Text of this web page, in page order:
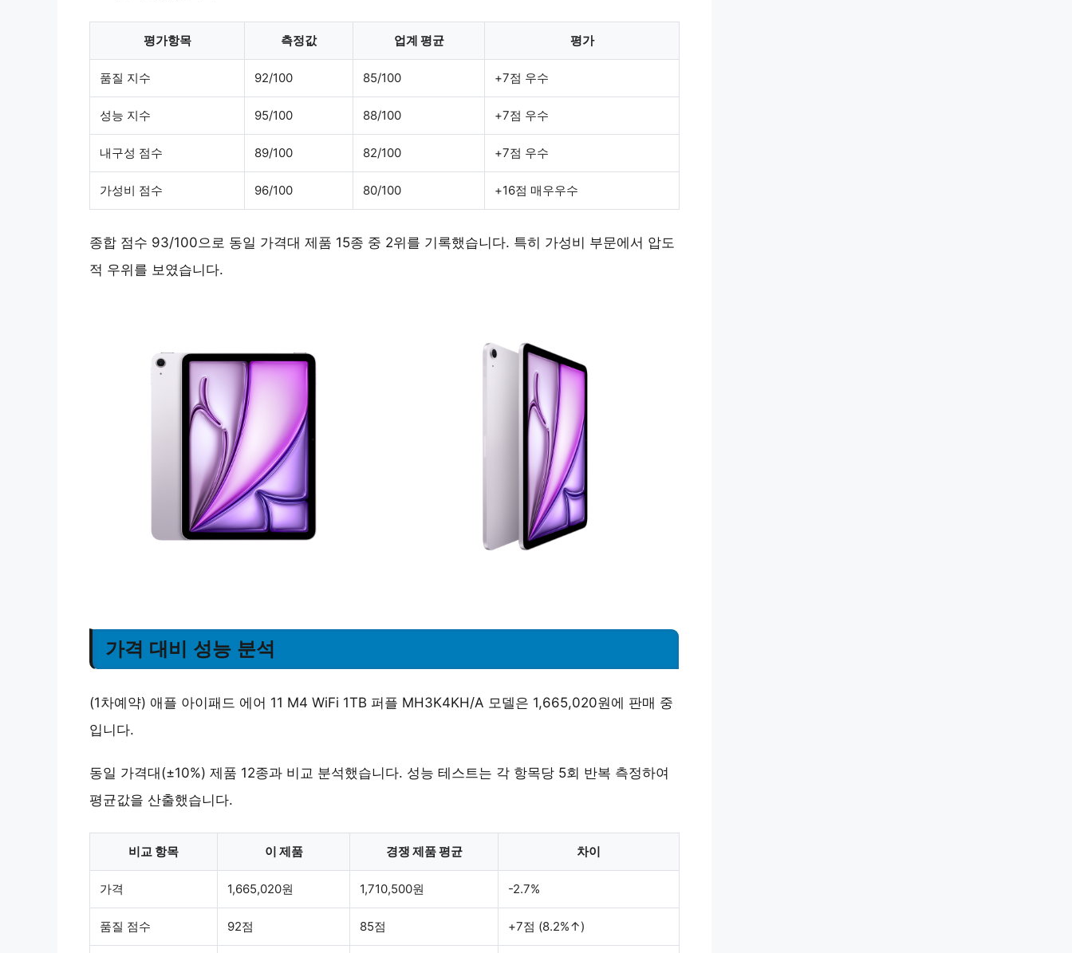
평가항목 측정값 업계 평균 평가
품질 지수 92/100 85/100 +7점 우수
성능 지수 95/100 88/100 +7점 우수
내구성 점수 89/100 82/100 +7점 우수
가성비 점수 96/100 80/100 +16점 매우우수
종합 점수 93/100으로 동일 가격대 제품 15종 중 2위를 기록했습니다. 특히 가성비 부문에서 압도
적 우위를 보였습니다.
가격 대비 성능 분석
(1차예약) 애플 아이패드 에어 11 M4 WiFi 1TB 퍼플 MH3K4KH/A 모델은 1,665,020원에 판매 중
입니다.
동일 가격대(±10%) 제품 12종과 비교 분석했습니다. 성능 테스트는 각 항목당 5회 반복 측정하여
평균값을 산출했습니다.
비교 항목 이 제품 경쟁 제품 평균 차이
가격 1,665,020원 1,710,500원 -2.7%
품질 점수 92점 85점 +7점 (8.2%↑)